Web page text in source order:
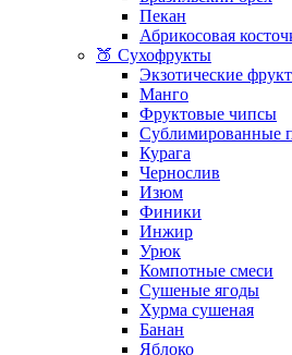
Пекан
Абрикосовая
🍑 Сухофрукты
Экзотические
Манго
Фруктовые чипсы
Сублимированные
Курага
Чернослив
Изюм
Финики
Инжир
Урюк
Компотные смеси
Сушеные ягоды
Хурма сушеная
Банан
Яблоко